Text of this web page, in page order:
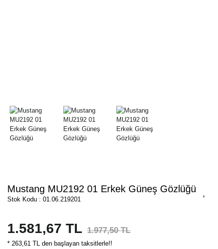
Mustang MU2192 01 Erkek Güneş Gözlüğü
Stok Kodu : 01.06.219201
1.581,67 TL 1.977,50 TL
* 263,61 TL den başlayan taksitlerle!!